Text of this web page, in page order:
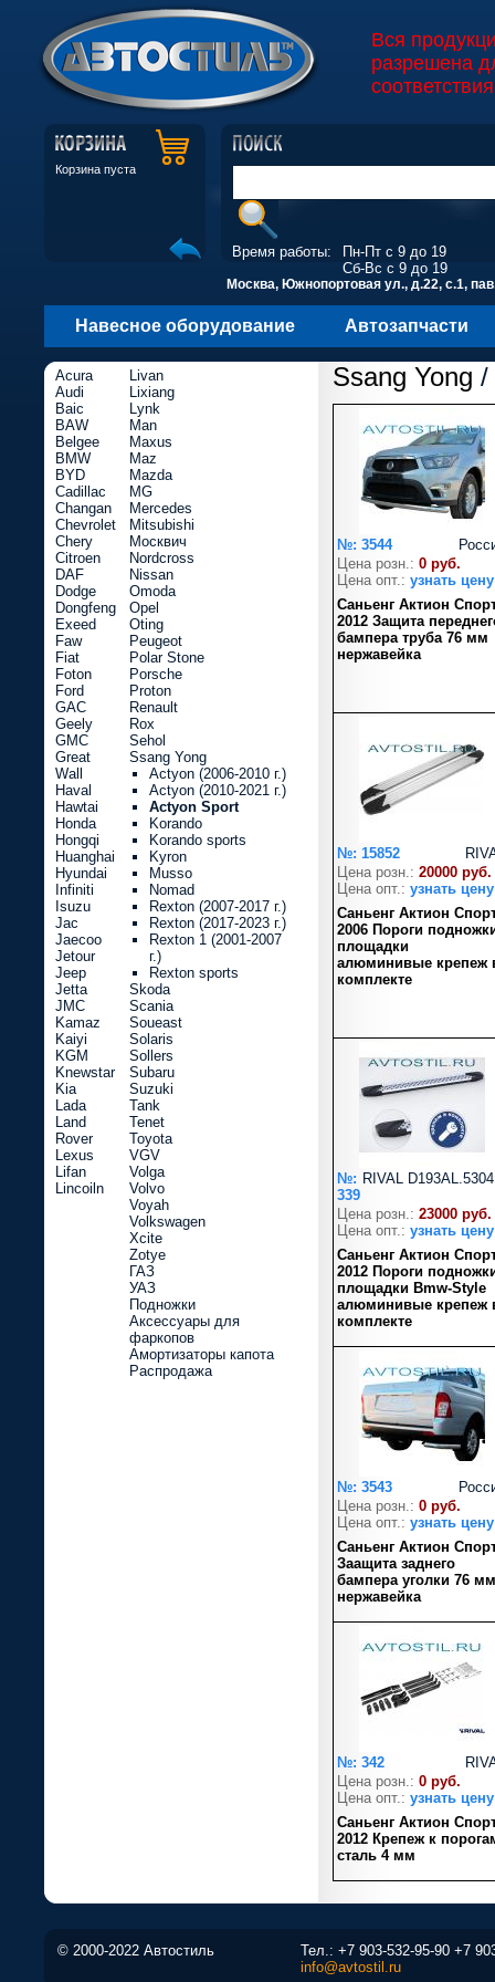
Вся
разрешена
Корзина пуста
Время работы:
Пн-Пт с 9 до 19
Сб-Вс с 9 до 19
Москва, Южнопортовая ул., д.22, с.1,
Навесное оборудование Автозапчасти
Ssang Yong /
№: 3544
Цена розн.: 0 руб.
Цена опт.: узнать цену
Саньенг Актион
2012 Защита
бампера труба 76 мм
нержавейка
№: 15852
Цена розн.: 20000 руб.
Цена опт.: узнать цену
Саньенг Актион
2006 Пороги
площадки
алюминивые крепеж
комплекте
RIVAL
№:
339
Цена розн.: 23000 руб.
Цена опт.: узнать цену
Саньенг Актион
2012 Пороги
площадки Bmw-Style
алюминивые крепеж
комплекте
№: 3543
Цена розн.: 0 руб.
Цена опт.: узнать цену
Саньенг Актион
Заащита заднего
бампера уголки 76 мм
нержавейка
№: 342
Цена розн.: 0 руб.
Цена опт.: узнать цену
Саньенг Актион
2012 Крепеж к
сталь 4 мм
Acura
Audi
Baic
BAW
Belgee
BMW
BYD
Cadillac
Changan
Chevrolet
Chery
Citroen
DAF
Dodge
Dongfeng
Exeed
Faw
Fiat
Foton
Ford
GAC
Geely
GMC
Great
Wall
Haval
Hawtai
Honda
Hongqi
Huanghai
Hyundai
Infiniti
Isuzu
Jac
Jaecoo
Jetour
Jeep
Jetta
JMC
Kamaz
Kaiyi
KGM
Knewstar
Kia
Lada
Land
Rover
Lexus
Lifan
Lincoiln
Livan
Lixiang
Lynk
Man
Maxus
Maz
Mazda
MG
Mercedes
Mitsubishi
Москвич
Nordcross
Nissan
Omoda
Opel
Oting
Peugeot
Polar Stone
Porsche
Proton
Renault
Rox
Sehol
Ssang Yong
Actyon (2006-2010 г.)
Actyon (2010-2021 г.)
Actyon Sport
Korando
Korando sports
Kyron
Musso
Nomad
Rexton (2007-2017 г.)
Rexton (2017-2023 г.)
Rexton 1 (2001-2007
г.)
Rexton sports
Skoda
Scania
Soueast
Solaris
Sollers
Subaru
Suzuki
Tank
Tenet
Toyota
VGV
Volga
Volvo
Voyah
Volkswagen
Xcite
Zotye
ГАЗ
УАЗ
Подножки
Аксессуары для
фаркопов
Амортизаторы капота
Распродажа
© 2000-2022 Автостиль Тел.: +7 903-532-95-90 +7
info@avtostil.ru